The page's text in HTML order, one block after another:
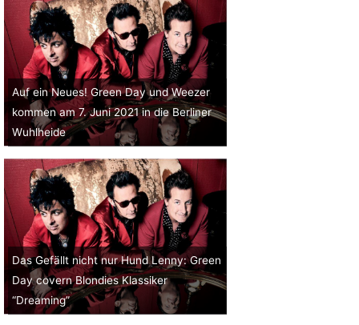
Auf ein Neues! Green Day und Weezer
kommen am 7. Juni 2021 in die Berliner
Wuhlheide
Das Gefällt nicht nur Hund Lenny: Green
Day covern Blondies Klassiker
“Dreaming”